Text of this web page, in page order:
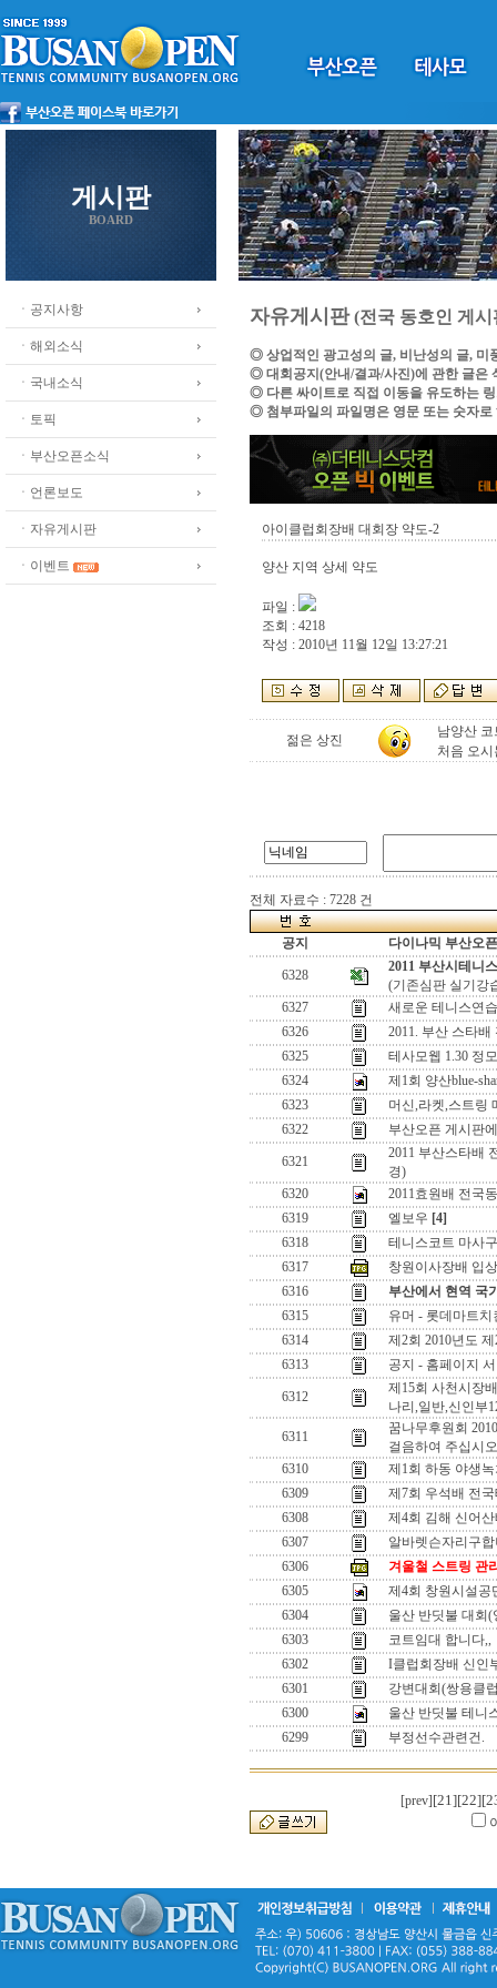
게시판
BOARD
ㆍ공지사항
ㆍ해외소식
ㆍ국내소식
ㆍ토픽
ㆍ부산오픈소식
ㆍ언론보도
ㆍ자유게시판
ㆍ이벤트
자유게시판(전국 동호인 게시
◎ 상업적인 광고성의 글, 비난성의 글, 미
◎ 대회공지(안내/결과/사진)에 관한 글은
◎ 다른 싸이트로 직접 이동을 유도하는
◎ 첨부파일의 파일명은 영문 또는 숫자로
아이클럽회장배 대회장 약도-2
양산 지역 상세 약도
파일 :
조회 : 4218
작성 : 2010년 11월 12일 13:27:21
젊은 상진
남양산
처음 오
전체 자료수 : 7228 건
공지 다이나믹 부산오
6328
2011 부산시테니
(기존심판 실기강
6327
새로운 테니스연
6326
2011. 부산 스타
6325
테사모웹 1.30 정
6324
제1회 양산blue-
6323
머신,라켓,스트링
6322
부산오픈 게시판
6321
2011 부산스타배
경)
6320
2011효원배 전국
6319
엘보우 [4]
6318
테니스코트 마사
6317
창원이사장배 입
6316
부산에서 현역 국
6315
유머 - 롯데마트
6314
제2회 2010년도
6313
공지 - 홈페이지
6312
제15회 사천시장
나리,일반,신인부
6311
꿈나무후원회
걸음하여 주십시오
6310
제1회 하동 야생
6309
제7회 우석배 전
6308
제4회 김해 신어
6307
알바렛슨자리구
6306
겨울철 스트링 관
6305
제4회 창원시설공
6304
울산 반딧불 대회
6303
코트임대 합니다,,
6302
I클럽회장배 신인
6301
강변대회(쌍용클
6300
울산 반딧불 테니
6299
부정선수관련건.
[prev] [21][22]